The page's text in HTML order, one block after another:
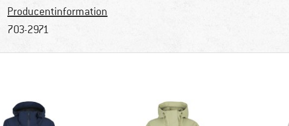
Producentinformation
703-2971